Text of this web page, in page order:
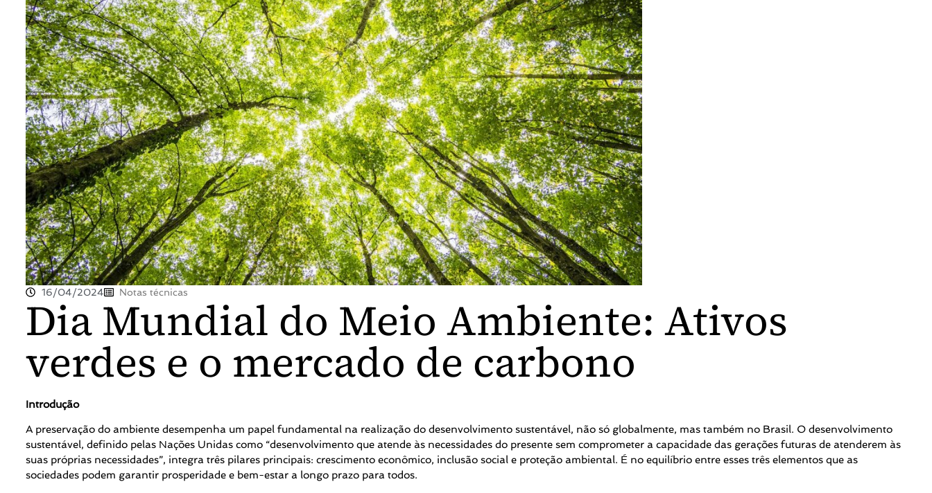
16/04/2024 Notas técnicas
Dia Mundial do Meio Ambiente: Ativos
verdes e o mercado de carbono
Introdução
A preservação do ambiente desempenha um papel fundamental na realização do desenvolvimento sustentável, não só globalmente, mas também no Brasil. O desenvolvimento
sustentável, definido pelas Nações Unidas como “desenvolvimento que atende às necessidades do presente sem comprometer a capacidade das gerações futuras de atenderem às
suas próprias necessidades”, integra três pilares principais: crescimento econômico, inclusão social e proteção ambiental. É no equilíbrio entre esses três elementos que as
sociedades podem garantir prosperidade e bem-estar a longo prazo para todos.